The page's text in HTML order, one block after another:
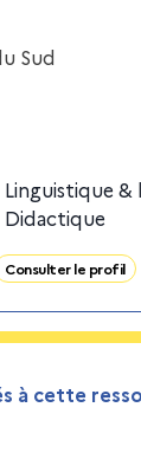
Sud
Linguistique
Didactique
Consulter le profil
à cette